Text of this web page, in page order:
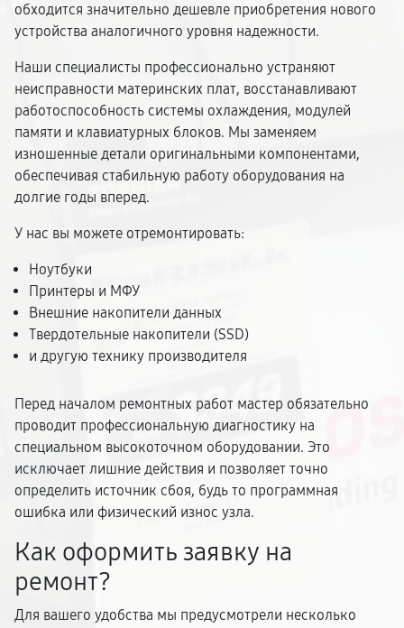
обходится значительно дешевле приобретения нового
устройства аналогичного уровня надежности.
Наши специалисты профессионально устраняют
неисправности материнских плат, восстанавливают
работоспособность системы охлаждения, модулей
памяти и клавиатурных блоков. Мы заменяем
изношенные детали оригинальными компонентами,
обеспечивая стабильную работу оборудования на
долгие годы вперед.
У нас вы можете отремонтировать:
Ноутбуки
Принтеры и МФУ
Внешние накопители данных
Твердотельные накопители (SSD)
и другую технику производителя
Перед началом ремонтных работ мастер обязательно
проводит профессиональную диагностику на
специальном высокоточном оборудовании. Это
исключает лишние действия и позволяет точно
определить источник сбоя, будь то программная
ошибка или физический износ узла.
Как оформить заявку на
ремонт?
Для вашего удобства мы предусмотрели несколько